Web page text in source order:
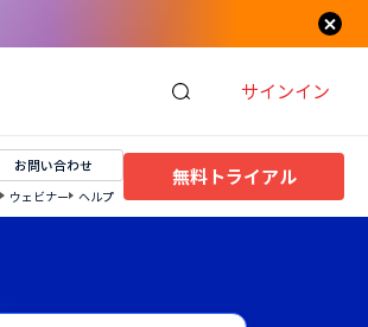
サインイン
お問い合わせ
ウェビナー ヘルプ
無料トライアル